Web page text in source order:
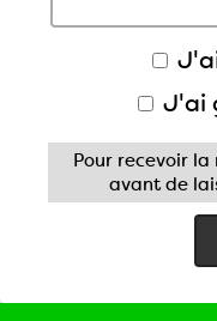
J'ai
Pour recevoir la
avant de